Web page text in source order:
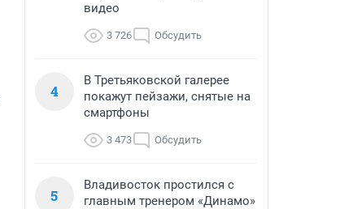
видео
3 726 Обсудить
4
В Третьяковской галерее
покажут пейзажи, снятые на
смартфоны
3 473 Обсудить
5
Владивосток простился с
главным тренером «Динамо»